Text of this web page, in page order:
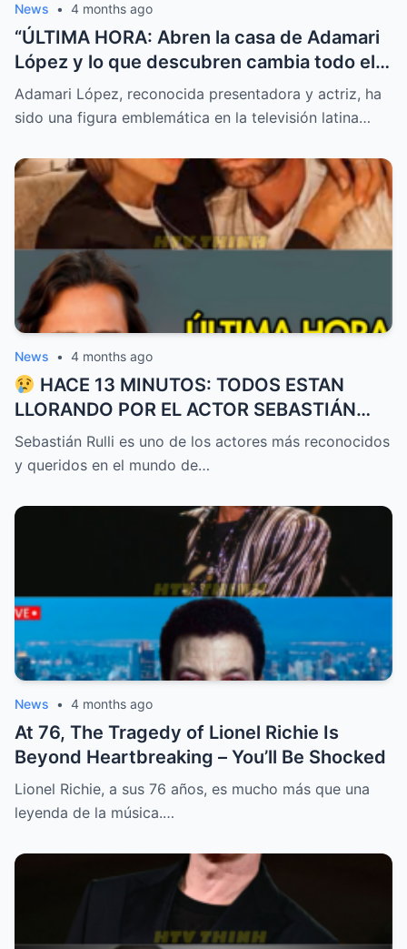
News • 4 months ago
“ÚLTIMA HORA: Abren la casa de Adamari
López y lo que descubren cambia todo el
reporte”
Adamari López, reconocida presentadora y actriz, ha
sido una figura emblemática en la televisión latina…
News • 4 months ago
HACE 13 MINUTOS: TODOS ESTAN
LLORANDO POR EL ACTOR SEBASTIÁN
RULLI
Sebastián Rulli es uno de los actores más reconocidos
y queridos en el mundo de…
News • 4 months ago
At 76, The Tragedy of Lionel Richie Is
Beyond Heartbreaking – You’ll Be Shocked
Lionel Richie, a sus 76 años, es mucho más que una
leyenda de la música.…